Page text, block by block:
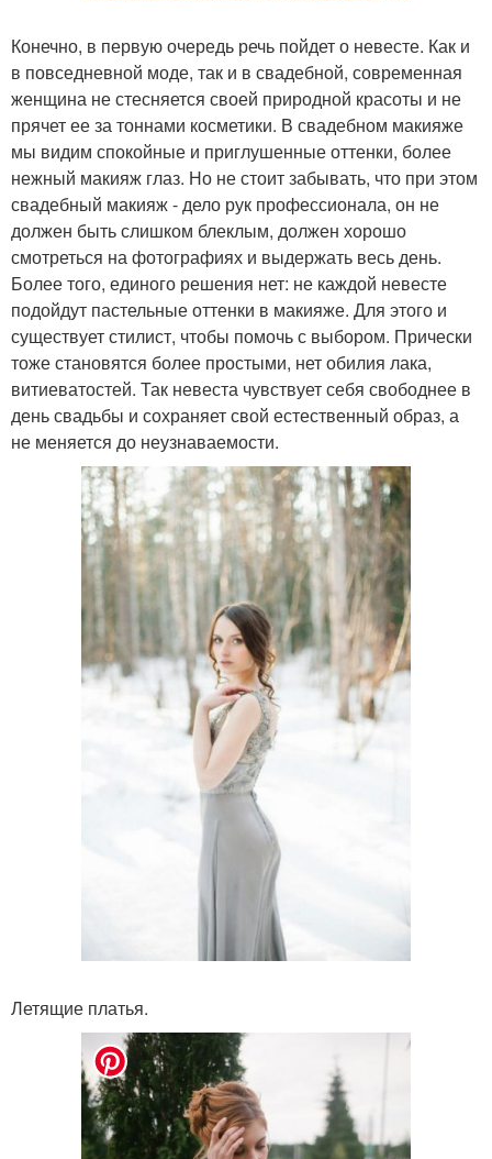
Конечно, в первую очередь речь пойдет о невесте. Как и
в повседневной моде, так и в свадебной, современная
женщина не стесняется своей природной красоты и не
прячет ее за тоннами косметики. В свадебном макияже
мы видим спокойные и приглушенные оттенки, более
нежный макияж глаз. Но не стоит забывать, что при этом
свадебный макияж - дело рук профессионала, он не
должен быть слишком блеклым, должен хорошо
смотреться на фотографиях и выдержать весь день.
Более того, единого решения нет: не каждой невесте
подойдут пастельные оттенки в макияже. Для этого и
существует стилист, чтобы помочь с выбором. Прически
тоже становятся более простыми, нет обилия лака,
витиеватостей. Так невеста чувствует себя свободнее в
день свадьбы и сохраняет свой естественный образ, а
не меняется до неузнаваемости.
Летящие платья.